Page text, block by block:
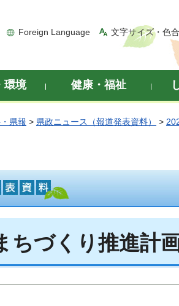
Foreign Language 文字サイズ・色
環境 健康・福祉
県報 > 県政ニュース（報道発表資料） >
ちづくり推進計